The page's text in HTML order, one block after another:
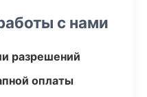
с нами
разрешений
оплаты